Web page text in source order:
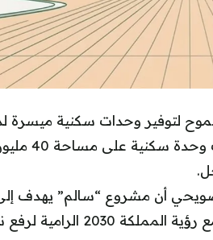
لتوفير وحدات سكنية ميسرة
المحدود والمتوسط.
أن مشروع “سالم” يهدف
السعودية من تملك المسكن المناسب، بما يتوافق